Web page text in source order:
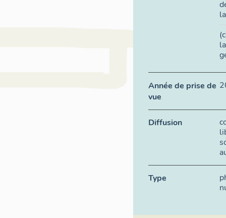
Année de prise de
vue
Diffusion
Type